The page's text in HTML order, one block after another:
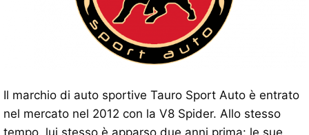
Il marchio di auto sportive Tauro Sport Auto è entrato
nel mercato nel 2012 con la V8 Spider. Allo stesso